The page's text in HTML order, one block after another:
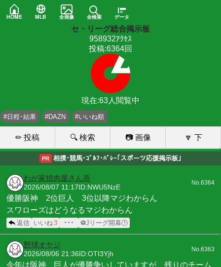
HOME MLB 全画像 全検索 データ
セ・リーグ総合掲示板
958932ｱｸｾｽ
投稿:6364回
現在:63人閲覧中
#日程･結果 #DAZN #いいね順
✏ 投稿 🔍 検索 📷 画像 🔽 下
PR 相撲･競馬･ｺﾞﾙﾌ･ﾊﾞﾚｰ｢スポーツ応援掲示板｣
わが家焼肉屋さん燕
2026/08/07 11:17 ID:NWU5NzE
No.6364
優勝阪神 2位巨人 3位以降マジわからん
スワローズはどうなるマジわからん
返信 いいね 3 ･･･ ⚽Jリーグ開幕🕒
野球オヤジ
2026/08/06 21:36 ID:OTI3Yjh
No.6363
今年は阪神、巨人が優勝争いしていますが、残りのチーム